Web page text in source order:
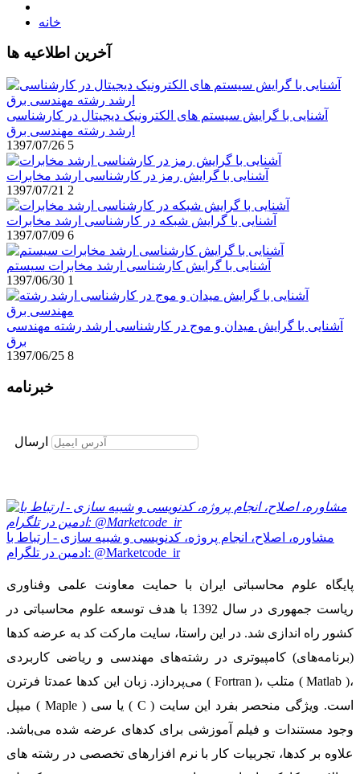
خانه
آخرین اطلاعیه ها
آشنایی با گرایش سیستم های الکترونیک دیجیتال در کارشناسی
ارشد رشته مهندسی برق
1397/07/26 5
آشنایی با گرایش رمز در کارشناسی ارشد مخابرات
1397/07/21 2
آشنایی با گرایش شبکه در کارشناسی ارشد مخابرات
1397/07/09 6
آشنایی با گرایش کارشناسی ارشد مخابرات سیستم
1397/06/30 1
آشنایی با گرایش میدان و موج در کارشناسی ارشد رشته مهندسی
برق
1397/06/25 8
خبرنامه
ارسال
مشاوره، اصلاح، انجام پروژه، کدنویسی و شبیه سازی - ارتباط با
ادمین در تلگرام: @Marketcode_ir
پایگاه علوم محاسباتی ایران با حمایت معاونت علمی وفناوری
ریاست جمهوری در سال 1392 با هدف توسعه علوم محاسباتی در
کشور راه اندازی شد. در این راستا، سایت مارکت کد به عرضه کدها
(برنامه‌های) کامپیوتری در رشته‌های مهندسی و ریاضی کاربردی
می‌پردازد. زبان این کدها عمدتا فرترن ( Fortran )، متلب ( Matlab )،
میپل ( Maple ) یا سی ( C ) است. ویژگی منحصر بفرد این سایت
وجود مستندات و فیلم آموزشی برای کدهای عرضه شده می‌باشد.
علاوه بر کدها، تجربیات کار با نرم افزارهای تخصصی در رشته های